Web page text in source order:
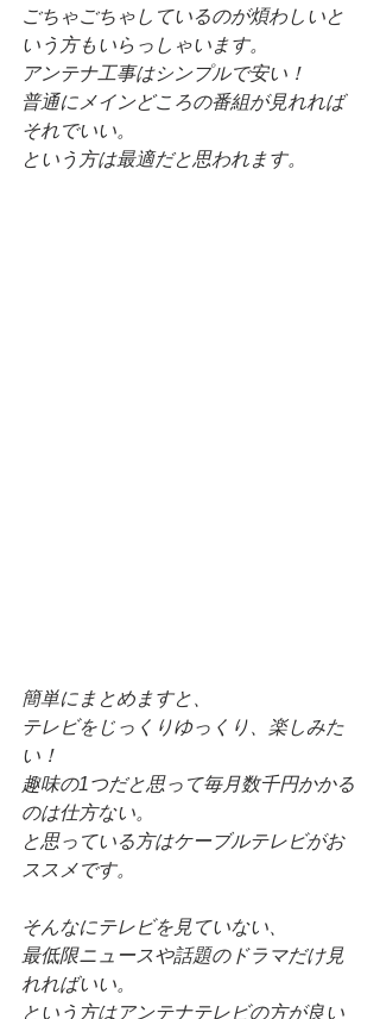
ごちゃごちゃしているのが煩わしいと
いう方もいらっしゃいます。
アンテナ工事はシンプルで安い！
普通にメインどころの番組が見れれば
それでいい。
という方は最適だと思われます。
簡単にまとめますと、
テレビをじっくりゆっくり、楽しみた
い！
趣味の1つだと思って毎月数千円かかる
のは仕方ない。
と思っている方はケーブルテレビがお
ススメです。
そんなにテレビを見ていない、
最低限ニュースや話題のドラマだけ見
れればいい。
という方はアンテナテレビの方が良い